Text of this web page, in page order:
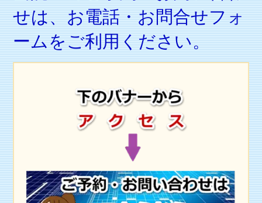
せは、お電話・お問合せフォ
ームをご利用ください。